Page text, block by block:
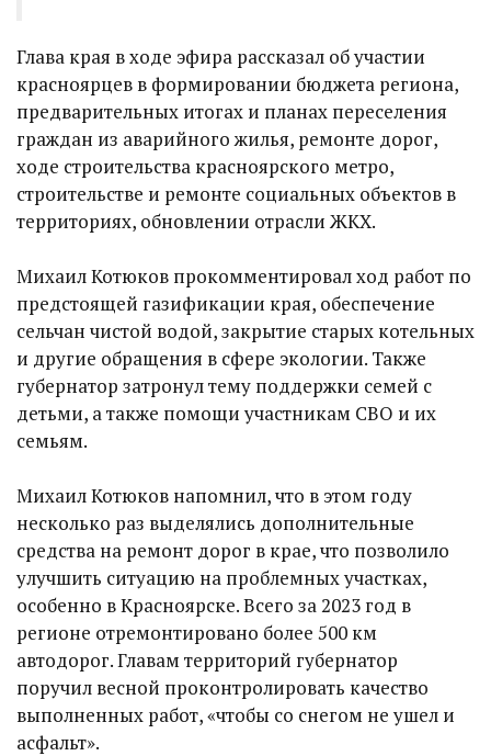
Глава края в ходе эфира рассказал об участии
красноярцев в формировании бюджета региона,
предварительных итогах и планах переселения
граждан из аварийного жилья, ремонте дорог,
ходе строительства красноярского метро,
строительстве и ремонте социальных объектов в
территориях, обновлении отрасли ЖКХ.
Михаил Котюков прокомментировал ход работ по
предстоящей газификации края, обеспечение
сельчан чистой водой, закрытие старых котельных
и другие обращения в сфере экологии. Также
губернатор затронул тему поддержки семей с
детьми, а также помощи участникам СВО и их
семьям.
Михаил Котюков напомнил, что в этом году
несколько раз выделялись дополнительные
средства на ремонт дорог в крае, что позволило
улучшить ситуацию на проблемных участках,
особенно в Красноярске. Всего за 2023 год в
регионе отремонтировано более 500 км
автодорог. Главам территорий губернатор
поручил весной проконтролировать качество
выполненных работ, «чтобы со снегом не ушел и
асфальт».